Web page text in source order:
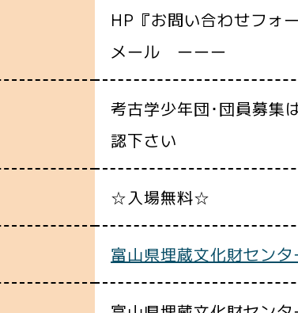
HP『お問い合わせフォ
メール ーーー
考古学少年団･団員募集
認下さい
☆入場無料☆
富山県埋蔵文化財センタ